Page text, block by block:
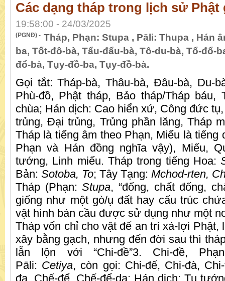
Các dạng tháp trong lịch sử Phật
19:58:00 - 24/03/2025
(PGNĐ) - Tháp, Phạn: Stupa , Pāli: Thupa , Hán
ba, Tốt-đô-bà, Tẩu-đẩu-bà, Tô-du-bà, Tổ-đổ-
đổ-bà, Tụy-đồ-ba, Tụy-đồ-bà.
Gọi tắt: Tháp-bà, Thâu-bà, Đâu-bà, Du-
Phù-đồ, Phật tháp, Bảo tháp/Tháp báu,
chùa; Hán dịch: Cao hiển xứ, Công đức
trủng, Đại trủng, Trủng phần lăng, Tháp
Tháp là tiếng âm theo Phạn, Miếu là tiếng
Phạn và Hán đồng nghĩa vậy), Miếu,
tướng, Linh miếu. Tháp trong tiếng Hoa:
Bản: Sotoba, To; Tây Tạng: Mchod-rten,
Tháp (Phạn:Stupa, “đống, chất đống,
giống như một gò/ụ đất hay cấu trúc
vật hình bán cầu được sử dụng như một
Tháp vốn chỉ cho vật để an trí xá-lợi Phật,
xây bằng gạch, nhưng đến đời sau thì
lẫn lộn với “Chi-đề”3. Chi-đề,
Pāli: Cetiya, còn gọi: Chi-đế, Chi-đà,
đa, Chế-để, Chế-để-da; Hán dịch: Tụ